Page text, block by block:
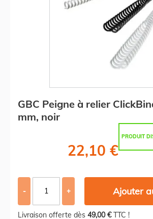
GBC Peigne à relier
mm, noir
PRODUIT
22,10 €
- + Ajouter
Livraison offerte dès 49,00 €TTC !